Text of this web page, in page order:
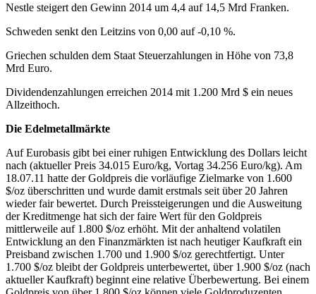
Nestle steigert den Gewinn 2014 um 4,4 auf 14,5 Mrd Franken.
Schweden senkt den Leitzins von 0,00 auf -0,10 %.
Griechen schulden dem Staat Steuerzahlungen in Höhe von 73,8
Mrd Euro.
Dividendenzahlungen erreichen 2014 mit 1.200 Mrd $ ein neues
Allzeithoch.
Die Edelmetallmärkte
Auf Eurobasis gibt bei einer ruhigen Entwicklung des Dollars leicht
nach (aktueller Preis 34.015 Euro/kg, Vortag 34.256 Euro/kg). Am
18.07.11 hatte der Goldpreis die vorläufige Zielmarke von 1.600
$/oz überschritten und wurde damit erstmals seit über 20 Jahren
wieder fair bewertet. Durch Preissteigerungen und die Ausweitung
der Kreditmenge hat sich der faire Wert für den Goldpreis
mittlerweile auf 1.800 $/oz erhöht. Mit der anhaltend volatilen
Entwicklung an den Finanzmärkten ist nach heutiger Kaufkraft ein
Preisband zwischen 1.700 und 1.900 $/oz gerechtfertigt. Unter
1.700 $/oz bleibt der Goldpreis unterbewertet, über 1.900 $/oz (nach
aktueller Kaufkraft) beginnt eine relative Überbewertung. Bei einem